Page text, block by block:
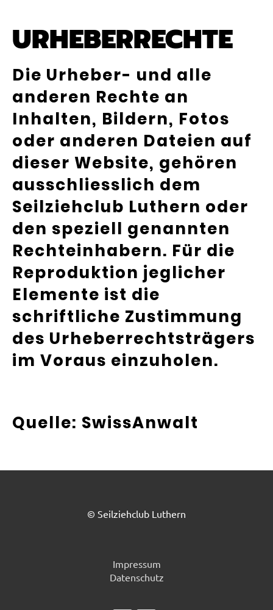
URHEBERRECHTE
Die Urheber- und alle
anderen Rechte an
Inhalten, Bildern, Fotos
oder anderen Dateien auf
dieser Website, gehören
ausschliesslich dem
Seilziehclub Luthern oder
den speziell genannten
Rechteinhabern. Für die
Reproduktion jeglicher
Elemente ist die
schriftliche Zustimmung
des Urheberrechtsträgers
im Voraus einzuholen.
Quelle: SwissAnwalt
© Seilziehclub Luthern
Impressum
Datenschutz